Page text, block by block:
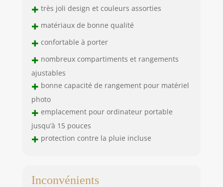
+ très joli design et couleurs assorties
+ matériaux de bonne qualité
+ confortable à porter
+ nombreux compartiments et rangements
ajustables
+ bonne capacité de rangement pour matériel
photo
+ emplacement pour ordinateur portable
jusqu’à 15 pouces
+ protection contre la pluie incluse
Inconvénients